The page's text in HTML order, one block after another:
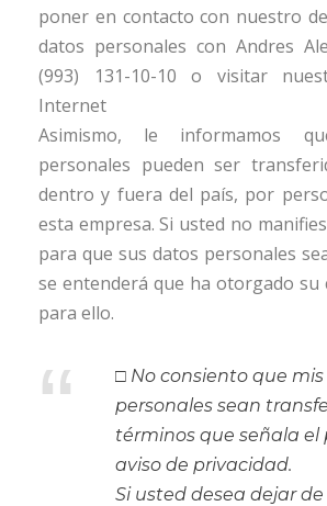
poner en contacto con nuestro
datos personales con Andres
(993) 131-10-10 o visitar
Internet
Asimismo, le informamos
personales pueden ser
dentro y fuera del país, por
esta empresa. Si usted no
para que sus datos personales
se entenderá que ha otorgado su
para ello.
“
□ No consiento que
personales sean
términos que señala el
aviso de privacidad.
Si usted desea dejar